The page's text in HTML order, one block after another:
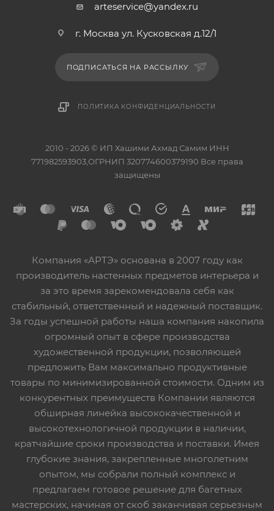
arteservice@yandex.ru
г. Москва ул. Кусковская д.12/1
ПОДПИСАТЬСЯ НА РАССЫЛКУ
ПОЛИТИКА КОНФИДЕНЦИАЛЬНОСТИ
2010 - 2026 © ИП Хашими Ахмад Самим ИНН
771982593903,ОГРНИП 320774600379190 Все права
защищены
Компания «АРТЭ» основана в 2007 году как
производитель настенных предметов интерьера и
за это время зарекомендовала себя как
стабильный, ответственный и надежный поставщик.
За годы успешной работы наша компания накопила
огромный опыт в сфере производства
художественной продукции, позволяющей
предложить Вам максимально продуктивные
товары по минимизированной стоимости. Одним из
конкурентных преимуществ Компании являются
обширная линейка высококачественной и
высокотехнологичной продукции в наличии,
кратчайшие сроки производства и поставки. Имея
глубокие знания, закрепленные многолетним
опытом, мы собрали полный комплекс и
предлагаем готовое решение для багетных
мастерских, начиная от скоб заканчивая серьезным